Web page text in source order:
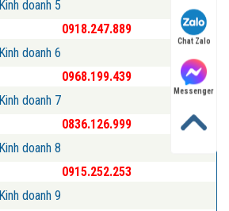
Kinh doanh 5
0918.247.889
Kinh doanh 6
0968.199.439
Kinh doanh 7
0836.126.999
Kinh doanh 8
0915.252.253
Kinh doanh 9
Chat Zalo
Messenger